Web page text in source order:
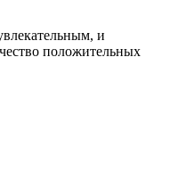
и
положительных